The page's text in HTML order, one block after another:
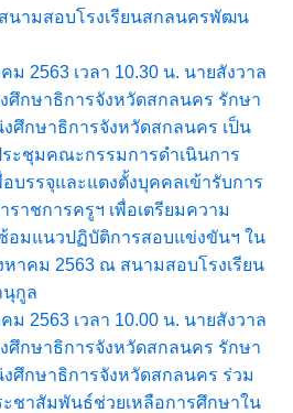
นามสอบโรงเรียนสกลนครพัฒน
ม 2563 เวลา 10.30 น. นายสังวาล
ศึกษาธิการจังหวัดสกลนคร รักษา
ศึกษาธิการจังหวัดสกลนคร เป็น
ะชุมคณะกรรมการดำเนินการ
บรรจุและแตงตั้งบุคคลเข้ารับการ
ราชการครูฯ เพื่อเตรียมความ
อมแนวปฏิบัติการสอบแข่งขันฯ ใน
หาคม 2563 ณ สนามสอบโรงเรียน
นุกูล
ม 2563 เวลา 10.00 น. นายสังวาล
ศึกษาธิการจังหวัดสกลนคร รักษา
ศึกษาธิการจังหวัดสกลนคร ร่วม
ชาสัมพันธ์ช่วยเหลือการศึกษาใน